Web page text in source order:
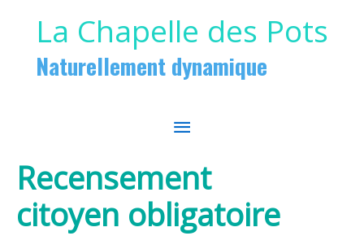
La Chapelle des Pots
Naturellement dynamique
MENU
PRINCIPAL
Recensement
citoyen obligatoire